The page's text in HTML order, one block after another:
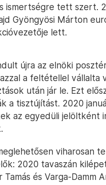
ismertségre tett szert.
Gyöngyösi Márton
lett.
újra az elnöki
a feltétellel vállalta
után jár le. Ezt
a tisztújítást. 2020
az egyedüli jelöltként
viharosan
2020 tavaszán
és Varga-Damm